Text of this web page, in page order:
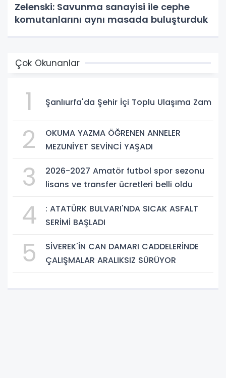
Zelenski: Savunma sanayisi ile cephe
komutanlarını aynı masada buluşturduk
Çok Okunanlar
1 Şanlıurfa'da Şehir İçi Toplu Ulaşıma Zam
2
OKUMA YAZMA ÖĞRENEN ANNELER
MEZUNİYET SEVİNCİ YAŞADI
3
2026-2027 Amatör futbol spor sezonu
lisans ve transfer ücretleri belli oldu
4
: ATATÜRK BULVARI'NDA SICAK ASFALT
SERİMİ BAŞLADI
5
SİVEREK'İN CAN DAMARI CADDELERİNDE
ÇALIŞMALAR ARALIKSIZ SÜRÜYOR